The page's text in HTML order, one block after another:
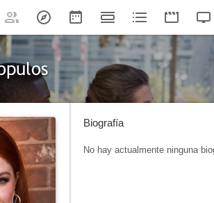
Biografía
No hay actualmente ninguna